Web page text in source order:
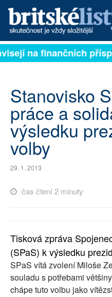
PŘIHLÁSIT
ARCHIV
ROZHOVORY
TÉMATA
NEJČTENĚJŠÍ ZA 7 DNÍ
AUTOŘI
SOCIÁLNÍ SÍTĚ
RUBRIKY
PLNÁ VERZE STRÁNEK
na finančních
Stanovisko
práce a
výsledku
volby
29. 1. 2013
čas čtení 2 minuty
Tisková zpráva
(SPaS) k výsledku
SPaS vítá zvolení Miloše
souladu s potřebami
chápe tuto volbu jako